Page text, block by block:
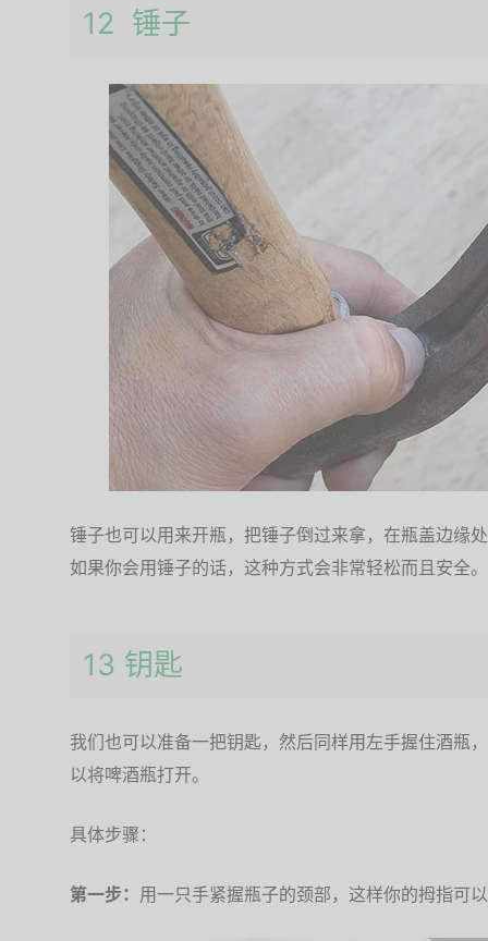
12 锤子
锤子也可以用来开瓶，把锤子倒过来拿，在瓶盖边缘
如果你会用锤子的话，这种方式会非常轻松而且安全。
13 钥匙
我们也可以准备一把钥匙，然后同样用左手握住酒瓶
以将啤酒瓶打开。
具体步骤：
第一步： 用一只手紧握瓶子的颈部，这样你的拇指可